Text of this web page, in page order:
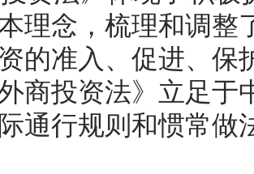
理念，梳理和调整
的准入、促进、保
商投资法》立足于
通行规则和惯常做